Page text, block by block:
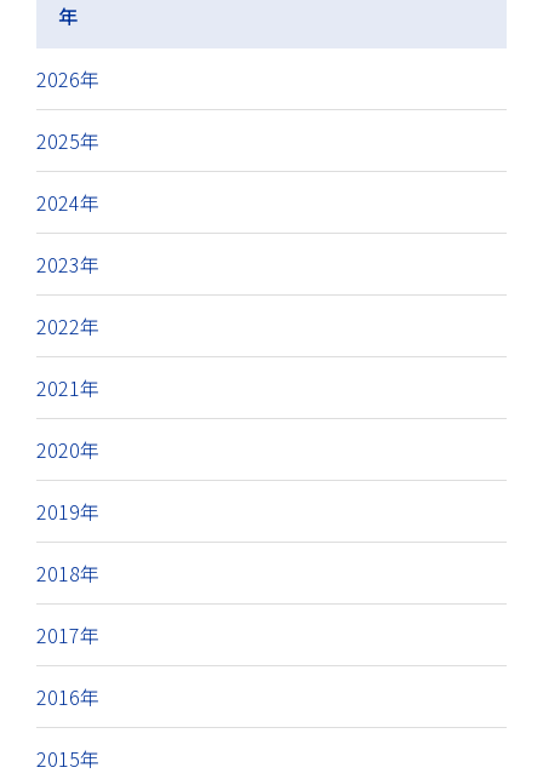
年
2026年
2025年
2024年
2023年
2022年
2021年
2020年
2019年
2018年
2017年
2016年
2015年